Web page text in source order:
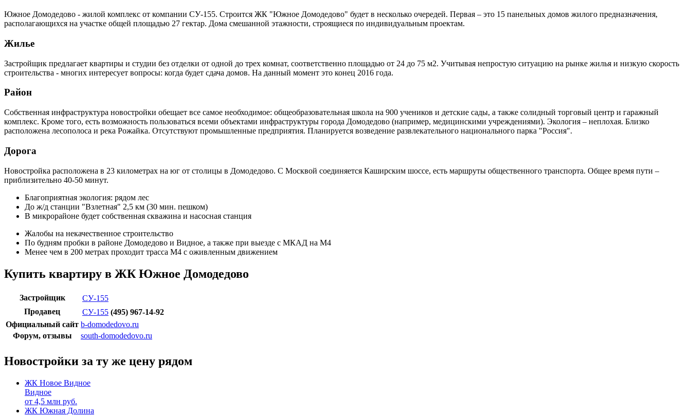
Южное Домодедово - жилой комплекс от компании СУ-155. Строится ЖК "Южное Домодедово" будет в несколько очередей. Первая – это 15 панельных домов жилого предназначения,
располагающихся на участке общей площадью 27 гектар. Дома смешанной этажности, строящиеся по индивидуальным проектам.
Жилье
Застройщик предлагает квартиры и студии без отделки от одной до трех комнат, соответственно площадью от 24 до 75 м2. Учитывая непростую ситуацию на рынке жилья и низкую скорость
строительства - многих интересует вопросы: когда будет сдача домов. На данный момент это конец 2016 года.
Район
Собственная инфраструктура новостройки обещает все самое необходимое: общеобразовательная школа на 900 учеников и детские сады, а также солидный торговый центр и гаражный
комплекс. Кроме того, есть возможность пользоваться всеми объектами инфраструктуры города Домодедово (например, медицинскими учреждениями). Экология – неплохая. Близко
расположена лесополоса и река Рожайка. Отсутствуют промышленные предприятия. Планируется возведение развлекательного национального парка "Россия".
Дорога
Новостройка расположена в 23 километрах на юг от столицы в Домодедово. С Москвой соединяется Каширским шоссе, есть маршруты общественного транспорта. Общее время пути –
приблизительно 40-50 минут.
Благоприятная экология: рядом лес
До ж/д станции "Взлетная" 2,5 км (30 мин. пешком)
В микрорайоне будет собственная скважина и насосная станция
Жалобы на некачественное строительство
По будням пробки в районе Домодедово и Видное, а также при выезде с МКАД на М4
Менее чем в 200 метрах проходит трасса М4 с оживленным движением
Купить квартиру в ЖК Южное Домодедово
Застройщик
СУ-155
Продавец
СУ-155 (495) 967-14-92
Официальный сайт b-domodedovo.ru
Форум, отзывы
south-domodedovo.ru
Новостройки за ту же цену рядом
ЖК Новое Видное
Видное
от 4,5 млн руб.
ЖК Южная Долина